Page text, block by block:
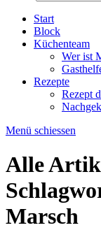
Start
Block
Küchenteam
Wer ist
Rezepte
Rezept
Menü schiessen
Alle
Marsch